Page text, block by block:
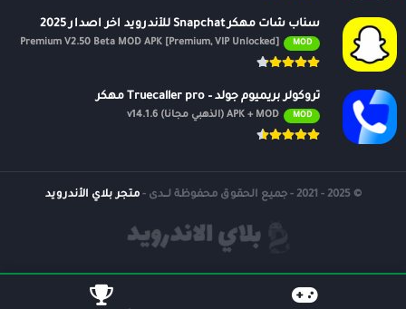
سناب شات مهكر Snapchat للأندرويد اخر اصدار 2025
MOD
Premium V2.50 Beta MOD APK [Premium, VIP Unlocked]
تروكولر بريميوم جولد – Truecaller pro مهكر
MOD APK + MOD (الذهبي مجانًا) v14.1.6
© 2025 - 2021 - جميع الحقوق محفوظة لــدى - متجر بلاي الأندرويد